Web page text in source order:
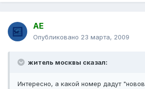
АЕ
Опубликовано 23 марта, 2009
житель москвы сказал:
Интересно, а какой номер дадут